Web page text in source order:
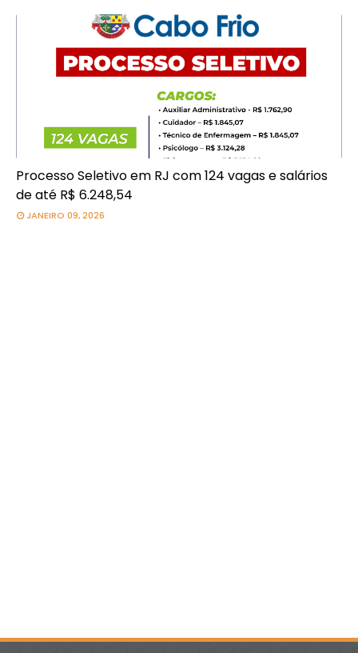
Processo Seletivo em RJ com 124 vagas e salários
de até R$ 6.248,54
JANEIRO 09, 2026